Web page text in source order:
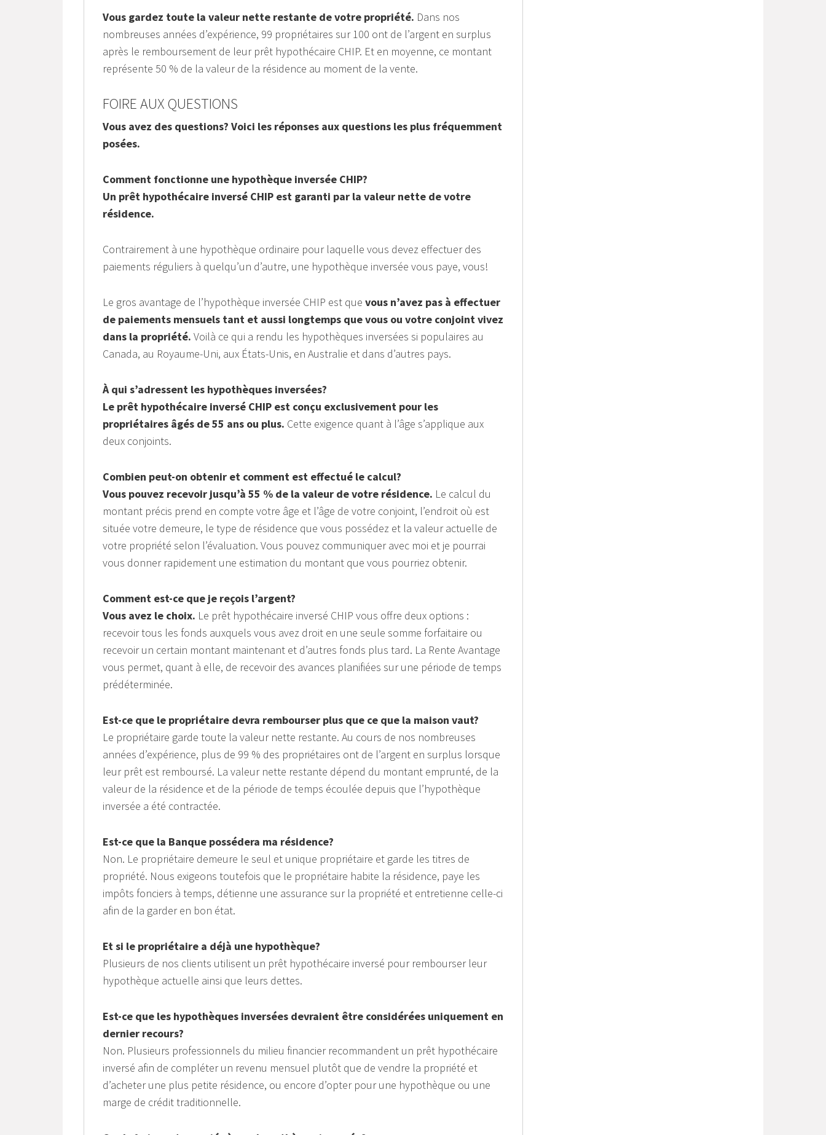
Vous gardez toute la valeur nette restante de votre propriété. Dans nos
nombreuses années d’expérience, 99 propriétaires sur 100 ont de l’argent en surplus
après le remboursement de leur prêt hypothécaire CHIP. Et en moyenne, ce montant
représente 50 % de la valeur de la résidence au moment de la vente.
FOIRE AUX QUESTIONS
Vous avez des questions? Voici les réponses aux questions les plus fréquemment
posées.
Comment fonctionne une hypothèque inversée CHIP?
Un prêt hypothécaire inversé CHIP est garanti par la valeur nette de votre
résidence.
Contrairement à une hypothèque ordinaire pour laquelle vous devez effectuer des
paiements réguliers à quelqu’un d’autre, une hypothèque inversée vous paye, vous!
Le gros avantage de l’hypothèque inversée CHIP est quevous n’avez pas à effectuer
de paiements mensuels tant et aussi longtemps que vous ou votre conjoint vivez
dans la propriété. Voilà ce qui a rendu les hypothèques inversées si populaires au
Canada, au Royaume-Uni, aux États-Unis, en Australie et dans d’autres pays.
À qui s’adressent les hypothèques inversées?
Le prêt hypothécaire inversé CHIP est conçu exclusivement pour les
propriétaires âgés de 55 ans ou plus. Cette exigence quant à l’âge s’applique aux
deux conjoints.
Combien peut-on obtenir et comment est effectué le calcul?
Vous pouvez recevoir jusqu’à 55 % de la valeur de votre résidence. Le calcul du
montant précis prend en compte votre âge et l’âge de votre conjoint, l’endroit où est
située votre demeure, le type de résidence que vous possédez et la valeur actuelle de
votre propriété selon l’évaluation. Vous pouvez communiquer avec moi et je pourrai
vous donner rapidement une estimation du montant que vous pourriez obtenir.
Comment est-ce que je reçois l’argent?
Vous avez le choix. Le prêt hypothécaire inversé CHIP vous offre deux options :
recevoir tous les fonds auxquels vous avez droit en une seule somme forfaitaire ou
recevoir un certain montant maintenant et d’autres fonds plus tard. La Rente Avantage
vous permet, quant à elle, de recevoir des avances planifiées sur une période de temps
prédéterminée.
Est-ce que le propriétaire devra rembourser plus que ce que la maison vaut?
Le propriétaire garde toute la valeur nette restante. Au cours de nos nombreuses
années d’expérience, plus de 99 % des propriétaires ont de l’argent en surplus lorsque
leur prêt est remboursé. La valeur nette restante dépend du montant emprunté, de la
valeur de la résidence et de la période de temps écoulée depuis que l’hypothèque
inversée a été contractée.
Est-ce que la Banque possédera ma résidence?
Non. Le propriétaire demeure le seul et unique propriétaire et garde les titres de
propriété. Nous exigeons toutefois que le propriétaire habite la résidence, paye les
impôts fonciers à temps, détienne une assurance sur la propriété et entretienne celle-ci
afin de la garder en bon état.
Et si le propriétaire a déjà une hypothèque?
Plusieurs de nos clients utilisent un prêt hypothécaire inversé pour rembourser leur
hypothèque actuelle ainsi que leurs dettes.
Est-ce que les hypothèques inversées devraient être considérées uniquement en
dernier recours?
Non. Plusieurs professionnels du milieu financier recommandent un prêt hypothécaire
inversé afin de compléter un revenu mensuel plutôt que de vendre la propriété et
d’acheter une plus petite résidence, ou encore d’opter pour une hypothèque ou une
marge de crédit traditionnelle.